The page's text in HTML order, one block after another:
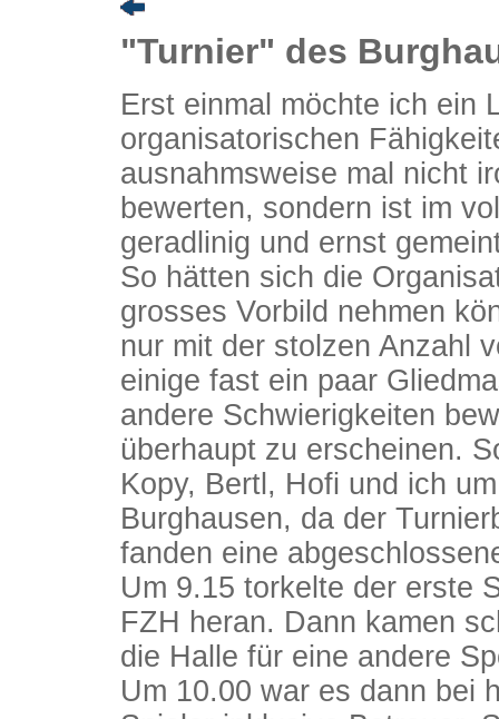
"Turnier" des
Erst einmal möchte ich ein
organisatorischen
ausnahmsweise mal nicht
bewerten, sondern ist im
geradlinig und ernst
So hätten sich die
grosses Vorbild nehmen
nur mit der stolzen Anzahl
einige fast ein paar
andere Schwierigkeiten
überhaupt zu erscheinen.
Kopy, Bertl, Hofi und ich
Burghausen, da der
fanden eine
Um 9.15 torkelte der erste
FZH heran. Dann kamen
die Halle für eine andere
Um 10.00 war es dann bei